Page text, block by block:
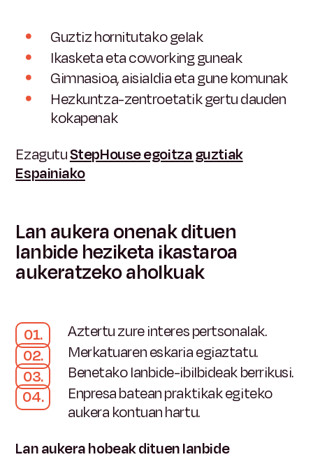
Guztiz hornitutako gelak
Ikasketa eta coworking guneak
Gimnasioa, aisialdia eta gune komunak
Hezkuntza-zentroetatik gertu dauden
kokapenak
EzagutuStepHouse egoitza guztiak
Espainiako
Lan aukera onenak dituen
lanbide heziketa ikastaroa
aukeratzeko aholkuak
Aztertu zure interes pertsonalak.
Merkatuaren eskaria egiaztatu.
Benetako lanbide-ibilbideak berrikusi.
Enpresa batean praktikak egiteko
aukera kontuan hartu.
Lan aukera hobeak dituen lanbide